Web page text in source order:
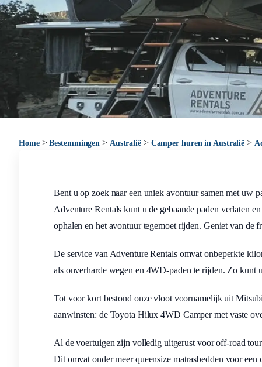
Home>Bestemmingen > Australië> Camper huren in Australië >
Bent u op zoek naar een uniek avontuur samen met uw
Adventure Rentals kunt u de gebaande paden verlaten
ophalen en het avontuur tegemoet rijden. Geniet van de
De service van Adventure Rentals omvat onbeperkte
als onverharde wegen en 4WD-paden te rijden. Zo kunt
Tot voor kort bestond onze vloot voornamelijk uit
aanwinsten: de Toyota Hilux 4WD Camper met vaste
Al de voertuigen zijn volledig uitgerust voor off-road
Dit omvat onder meer queensize matrasbedden voor